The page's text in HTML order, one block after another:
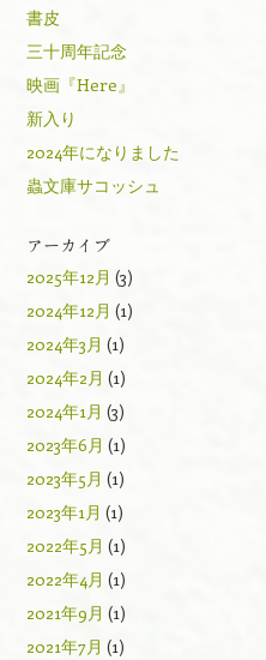
書皮
三十周年記念
映画『Here』
新入り
2024年になりました
蟲文庫サコッシュ
アーカイブ
2025年12月 (3)
2024年12月 (1)
2024年3月 (1)
2024年2月 (1)
2024年1月 (3)
2023年6月 (1)
2023年5月 (1)
2023年1月 (1)
2022年5月 (1)
2022年4月 (1)
2021年9月 (1)
2021年7月 (1)